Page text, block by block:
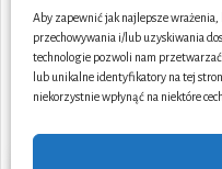
Aby zapewnić jak najlepsze
przechowywania i/lub uzyskiwania
technologie pozwoli nam
lub unikalne identyfikatory na tej
niekorzystnie wpłynąć na niektóre